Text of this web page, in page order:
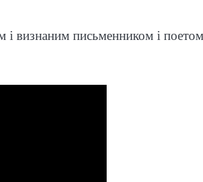
і визнаним письменником і